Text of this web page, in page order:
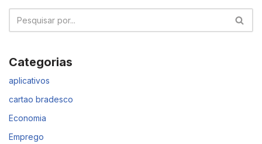
Categorias
aplicativos
cartao bradesco
Economia
Emprego